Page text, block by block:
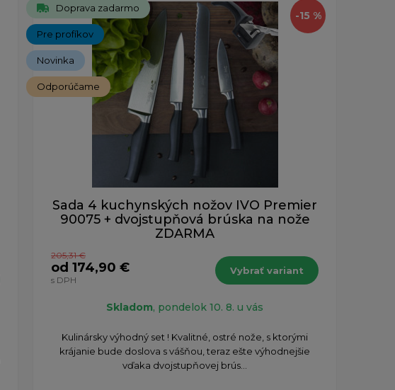
-15 %
Doprava zadarmo
Pre profíkov
Novinka
Odporúčame
Sada 4 kuchynských nožov IVO Premier
90075 + dvojstupňová brúska na nože
ZDARMA
205,31 €
od 174,90 €
s DPH
Vybrať variant
Skladom, pondelok 10. 8. u vás
​Kulinársky výhodný set ! Kvalitné, ostré nože, s ktorými
krájanie bude doslova s vášňou, teraz ešte výhodnejšie
vďaka dvojstupňovej brús...